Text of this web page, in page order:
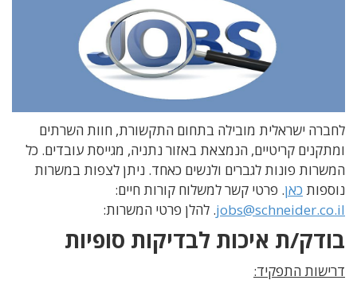
לחברה ישראלית מובילה בתחום התקשורת, חוות השרתים
ומתקנים קריטיים, הנמצאת באזור נתניה, מגייסת עובדים. כל
המשרות פונות לגברים ולנשים כאחד. ניתן לצפות במשרות
נוספות כאן. פרטי קשר למשלוח קורות חיים:
jobs@schneider.co.il. להלן פרטי המשרות:
בודק/ת איכות לבדיקות סופיות
דרישות התפקיד: